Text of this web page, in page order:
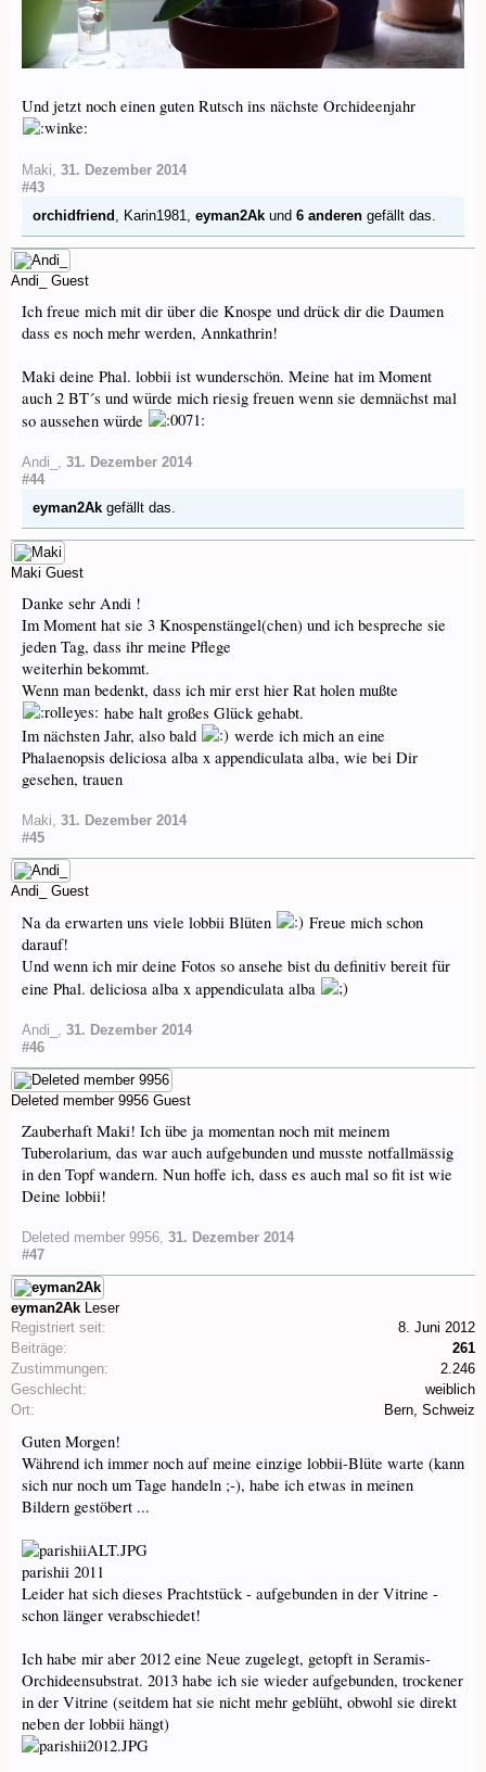
Und jetzt noch einen guten Rutsch ins nächste Orchideenjahr
Maki 31. Dezember 2014
#43
orchidfriend
Karin1981 eyman2Ak und 6 anderen gefällt das.
Andi_ Guest
Ich freue mich mit dir über die Knospe und drück dir die Daumen
dass es noch mehr werden, Annkathrin!
Maki deine Phal. lobbii ist wunderschön. Meine hat im Moment
auch 2 BT´s und würde mich riesig freuen wenn sie demnächst mal
so aussehen würde
Andi_
31. Dezember 2014
#44
eyman2Ak gefällt das.
Maki Guest
Danke sehr Andi !
Im Moment hat sie 3 Knospenstängel(chen) und ich bespreche sie
jeden Tag, dass ihr meine Pflege
weiterhin bekommt.
Wenn man bedenkt, dass ich mir erst hier Rat holen mußte
habe halt großes Glück gehabt.
Im nächsten Jahr, also bald
werde ich mich an eine
Phalaenopsis deliciosa alba x appendiculata alba, wie bei Dir
gesehen, trauen
Maki 31. Dezember 2014
#45
Andi_ Guest
Na da erwarten uns viele lobbii Blüten
Freue mich schon
darauf!
Und wenn ich mir deine Fotos so ansehe bist du definitiv bereit für
eine Phal. deliciosa alba x appendiculata alba
Andi_
31. Dezember 2014
#46
Deleted member 9956 Guest
Zauberhaft Maki! Ich übe ja momentan noch mit meinem
Tuberolarium, das war auch aufgebunden und musste notfallmässig
in den Topf wandern. Nun hoffe ich, dass es auch mal so fit ist wie
Deine lobbii!
Deleted member 9956 31. Dezember 2014
#47
eyman2Ak
Leser
Registriert seit:
8. Juni 2012
Beiträge:
261
Zustimmungen:
2.246
Geschlecht:
weiblich
Ort:
Bern, Schweiz
Guten Morgen!
Während ich immer noch auf meine einzige lobbii-Blüte warte (kann
sich nur noch um Tage handeln ;-), habe ich etwas in meinen
Bildern gestöbert ...
parishii 2011
Leider hat sich dieses Prachtstück - aufgebunden in der Vitrine -
schon länger verabschiedet!
Ich habe mir aber 2012 eine Neue zugelegt, getopft in Seramis-
Orchideensubstrat. 2013 habe ich sie wieder aufgebunden, trockener
in der Vitrine (seitdem hat sie nicht mehr geblüht, obwohl sie direkt
neben der lobbii hängt)